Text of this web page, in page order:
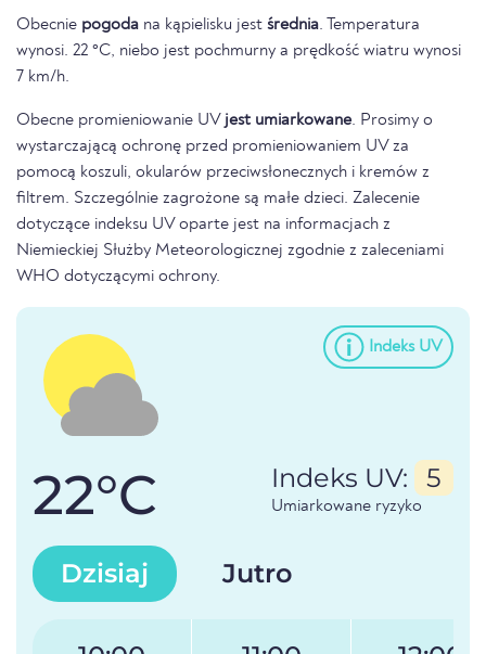
Obecnie pogoda na kąpielisku jest średnia. Temperatura
wynosi. 22 °C, niebo jest pochmurny a prędkość wiatru wynosi
7 km/h.
Obecne promieniowanie UV jest umiarkowane. Prosimy o
wystarczającą ochronę przed promieniowaniem UV za
pomocą koszuli, okularów przeciwsłonecznych i kremów z
filtrem. Szczególnie zagrożone są małe dzieci. Zalecenie
dotyczące indeksu UV oparte jest na informacjach z
Niemieckiej Służby Meteorologicznej zgodnie z zaleceniami
WHO dotyczącymi ochrony.
Indeks UV
22°C Indeks UV: 5
Umiarkowane ryzyko
Dzisiaj Jutro